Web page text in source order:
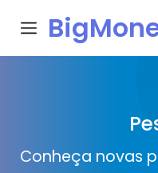
Conheça novas